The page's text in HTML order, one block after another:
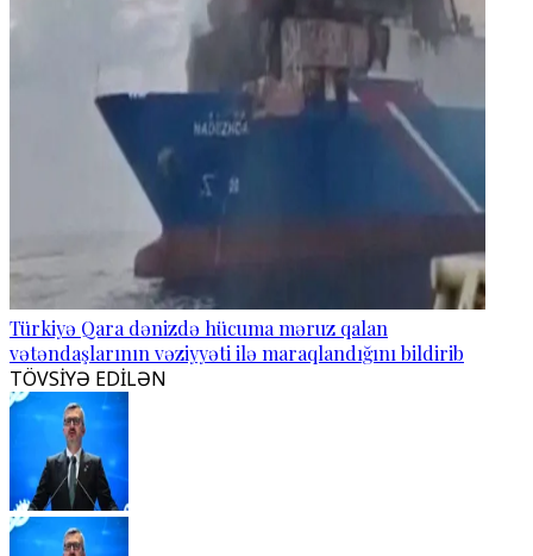
Türkiyə Qara dənizdə hücuma məruz qalan
vətəndaşlarının vəziyyəti ilə maraqlandığını bildirib
TÖVSİYƏ EDİLƏN